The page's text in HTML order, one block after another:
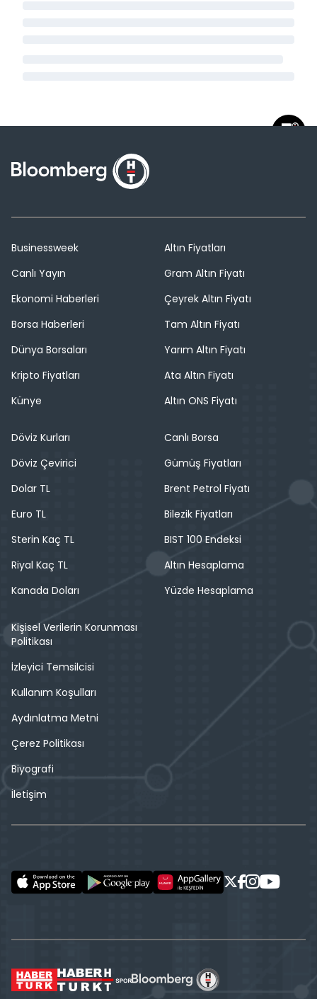
Businessweek
Canlı Yayın
Ekonomi Haberleri
Borsa Haberleri
Dünya Borsaları
Kripto Fiyatları
Künye
Altın Fiyatları
Gram Altın Fiyatı
Çeyrek Altın Fiyatı
Tam Altın Fiyatı
Yarım Altın Fiyatı
Ata Altın Fiyatı
Altın ONS Fiyatı
Döviz Kurları
Döviz Çevirici
Dolar TL
Euro TL
Sterin Kaç TL
Riyal Kaç TL
Kanada Doları
Canlı Borsa
Gümüş Fiyatları
Brent Petrol Fiyatı
Bilezik Fiyatları
BIST 100 Endeksi
Altın Hesaplama
Yüzde Hesaplama
Kişisel Verilerin Korunması
Politikası
İzleyici Temsilcisi
Kullanım Koşulları
Aydınlatma Metni
Çerez Politikası
Biyografi
İletişim